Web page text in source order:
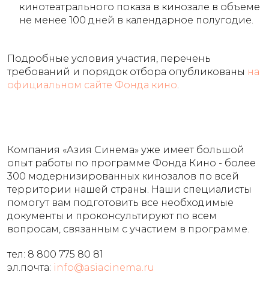
кинотеатрального показа в кинозале в объеме
не менее 100 дней в календарное полугодие.
Подробные условия участия, перечень
требований и порядок отбора опубликованы на
официальном сайте Фонда кино.
Компания «Азия Синема» уже имеет большой
опыт работы по программе Фонда Кино - более
300 модернизированных кинозалов по всей
территории нашей страны. Наши специалисты
помогут вам подготовить все необходимые
документы и проконсультируют по всем
вопросам, связанным с участием в программе.
тел: 8 800 775 80 81
эл.почта: info@asiacinema.ru